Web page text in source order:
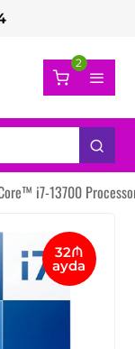
2
i7-13700
32₼
ayda